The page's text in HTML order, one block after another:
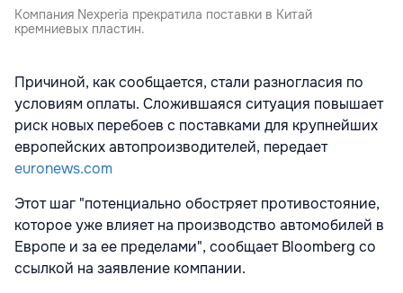
Компания Nexperia прекратила поставки в Китай
кремниевых пластин.
Причиной, как сообщается, стали разногласия по
условиям оплаты. Сложившаяся ситуация повышает
риск новых перебоев с поставками для крупнейших
европейских автопроизводителей, передает
euronews.com
Этот шаг "потенциально обостряет противостояние,
которое уже влияет на производство автомобилей в
Европе и за ее пределами", сообщает Bloomberg со
ссылкой на заявление компании.